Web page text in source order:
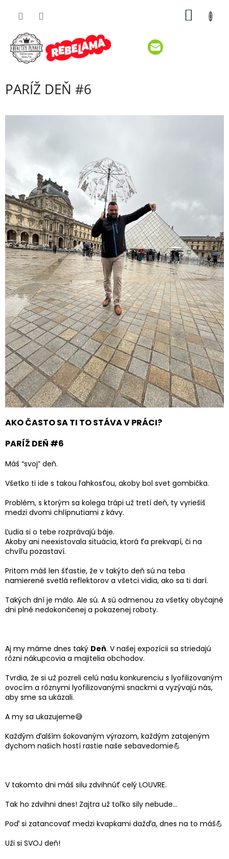
PARÍŽ DEŇ #6
AKO ČASTO SA TI TO STÁVA V PRÁCI?
PARÍŽ DEŇ #6
Máš “svoj” deň.
Všetko ti ide s takou ľahkosťou, akoby bol svet gombička.
Problém, s ktorým sa kolega trápi už tretí deň, ty vyriešiš
medzi dvomi chlípnutiami z kávy.
Ľudia si o tebe rozprávajú báje.
Akoby ani neexistovala situácia, ktorá ťa prekvapí, či na
chvíľu pozastaví.
Pritom máš len šťastie, že v takýto deň sú na teba
namierené svetlá reflektorov a všetci vidia, ako sa ti darí.
Takých dní je málo. Ale sú. A sú odmenou za všetky obyčajné
dni plné nedokončenej a pokazenej roboty.
Aj my máme dnes taký Deň. V našej expozícii sa striedajú
rôzni nákupcovia a majitelia obchodov.
Tvrdia, že si už pozreli celú našu konkurenciu s lyofilizovaným
ovocím a rôznymi lyofilizovanými snackmi a vyzývajú nás,
aby sme sa ukázali.
A my sa ukazujeme😅
Každým ďalším šokovaným výrazom, každým zatajeným
dychom našich hostí rastie naše sebavedomie💪
V takomto dni máš silu zdvihnúť celý LOUVRE.
Tak ho zdvihni dnes! Zajtra už toľko sily nebude…
Poď si zatancovať medzi kvapkami dažďa, dnes na to máš💪
Uži si SVOJ deň!